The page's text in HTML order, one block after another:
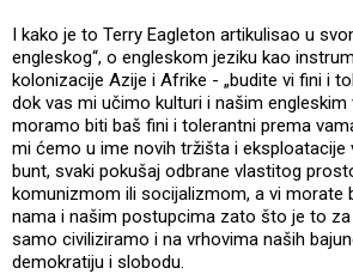
I kako je to Terry Eagleton artikulisao u
engleskog“, o engleskom jeziku kao
kolonizacije Azije i Afrike - „budite vi fini i
dok vas mi učimo kulturi i našim engleskim
moramo biti baš fini i tolerantni prema
mi ćemo u ime novih tržišta i eksploatacije
bunt, svaki pokušaj odbrane vlastitog
komunizmom ili socijalizmom, a vi morate
nama i našim postupcima zato što je to
samo civiliziramo i na vrhovima naših
demokratiju i slobodu.